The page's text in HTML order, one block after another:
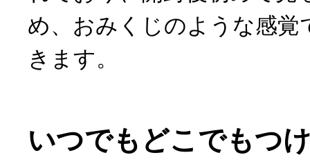
め、おみくじのような感覚
きます。
いつでもどこでもつ